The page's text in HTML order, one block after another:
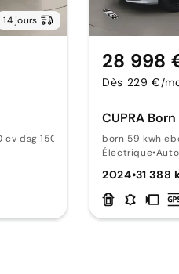
14 jours
dsg 150 AT
CUPRA Born
born 59 kwh
Électrique•
2024•31 388
28 998
Dès 229 €/